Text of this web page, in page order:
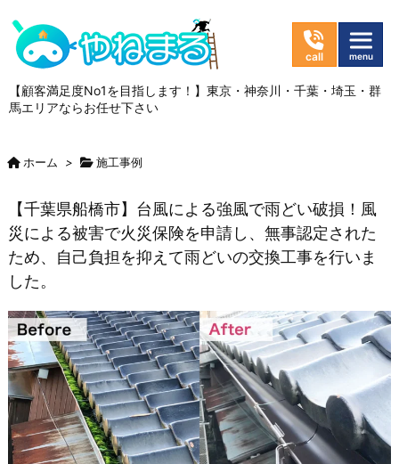
【顧客満足度No1を目指します！】東京・神奈川・千葉・埼玉・群
馬エリアならお任せ下さい
ホーム > 施工事例
【千葉県船橋市】台風による強風で雨どい破損！風
災による被害で火災保険を申請し、無事認定された
ため、自己負担を抑えて雨どいの交換工事を行いま
した。